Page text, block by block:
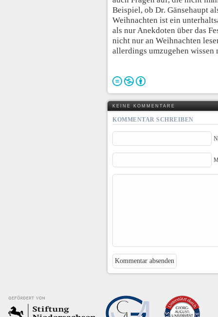
Beispiel, ob Dr. Gänsehaupt
Weihnachten ist ein
als nur Anekdoten über das
nicht nur an Weihnachten
allerdings umzugehen wissen
KEINE KOMMENTARE
KOMMENTAR SCHREIBEN